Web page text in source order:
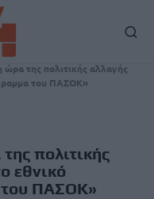
της πολιτικής αλλαγής
του ΠΑΣΟΚ»
πολιτικής
εθνικό
του ΠΑΣΟΚ»